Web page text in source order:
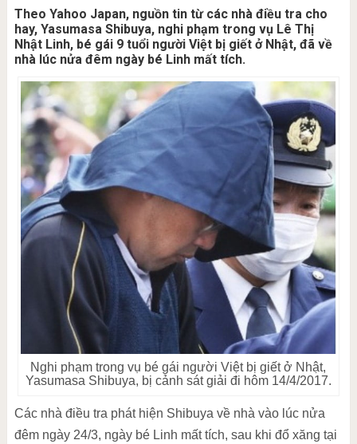
Theo Yahoo Japan, nguồn tin từ các nhà điều tra cho
hay, Yasumasa Shibuya, nghi phạm trong vụ Lê Thị
Nhật Linh, bé gái 9 tuổi người Việt bị giết ở Nhật, đã về
nhà lúc nửa đêm ngày bé Linh mất tích.
Nghi phạm trong vụ bé gái người Việt bị giết ở Nhật,
Yasumasa Shibuya, bị cảnh sát giải đi hôm 14/4/2017.
Các nhà điều tra phát hiện Shibuya về nhà vào lúc nửa
đêm ngày 24/3, ngày bé Linh mất tích, sau khi đổ xăng tại